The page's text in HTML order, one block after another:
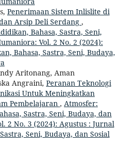
Penerimaan Sistem Inlislite di
Arsip Deli Serdang ,
Bahasa, Sastra, Seni,
Vol. 2 No. 2 (2024):
Bahasa, Sastra, Seni, Budaya,
Aritonang, Aman
Angraini, Peranan Teknologi
Untuk Meningkatkan
Pembelajaran , Atmosfer:
Sastra, Seni, Budaya, dan
2 No. 3 (2024): Agustus : Jurnal
Seni, Budaya, dan Sosial